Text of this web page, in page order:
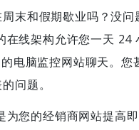
末和假期歇业吗？没问
线架构允许您一天 24
电脑监控网站聊天。您
问题。
您的经销商网站提高